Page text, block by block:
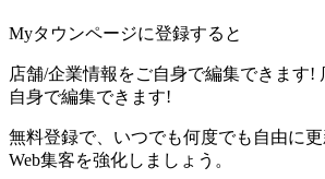
Myタウンページに登録すると
店舗/企業情報をご自身で編集できます!
自身で編集できます!
無料登録で、いつでも何度でも自由に更
Web集客を強化しましょう。